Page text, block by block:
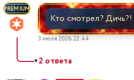
PREMIUM
Кто смотрел? Дичь?!
3 июля 2026 22:44
▼2 ответа